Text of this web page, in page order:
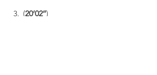
3. (20’02’’)